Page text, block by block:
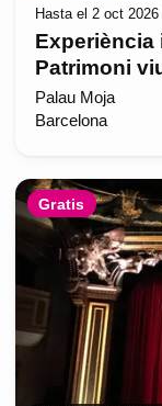
Hasta el 2 oct 2026
Experiència
Patrimoni
Palau Moja
Barcelona
Gratis